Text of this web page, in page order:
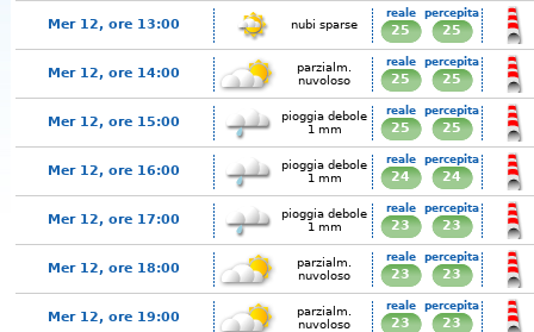
Mer 12, ore 13:00 nubi sparse
reale
25
percepita
25
Mer 12, ore 14:00
parzialm.
nuvoloso
reale
25
percepita
25
Mer 12, ore 15:00
pioggia debole
1 mm
reale
25
percepita
25
Mer 12, ore 16:00
pioggia debole
1 mm
reale
24
percepita
24
Mer 12, ore 17:00
pioggia debole
1 mm
reale
23
percepita
23
Mer 12, ore 18:00
parzialm.
nuvoloso
reale
23
percepita
23
Mer 12, ore 19:00
parzialm.
nuvoloso
reale
23
percepita
23